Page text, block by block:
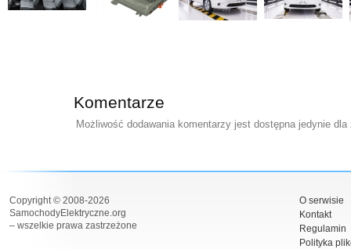
Komentarze
Możliwość dodawania komentarzy jest dostępna jedynie
Copyright © 2008-2026
SamochodyElektryczne.org
– wszelkie prawa zastrzeżone
O serwisie
Kontakt
Regulamin
Polityka